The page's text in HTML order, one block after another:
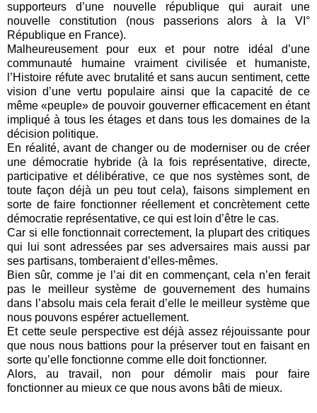
supporteurs d’une nouvelle république qui aurait une
nouvelle constitution (nous passerions alors à la VI°
République en France).
Malheureusement pour eux et pour notre idéal d’une
communauté humaine vraiment civilisée et humaniste,
l’Histoire réfute avec brutalité et sans aucun sentiment, cette
vision d’une vertu populaire ainsi que la capacité de ce
même «peuple» de pouvoir gouverner efficacement en étant
impliqué à tous les étages et dans tous les domaines de la
décision politique.
En réalité, avant de changer ou de moderniser ou de créer
une démocratie hybride (à la fois représentative, directe,
participative et délibérative, ce que nos systèmes sont, de
toute façon déjà un peu tout cela), faisons simplement en
sorte de faire fonctionner réellement et concrètement cette
démocratie représentative, ce qui est loin d’être le cas.
Car si elle fonctionnait correctement, la plupart des critiques
qui lui sont adressées par ses adversaires mais aussi par
ses partisans, tomberaient d’elles-mêmes.
Bien sûr, comme je l’ai dit en commençant, cela n’en ferait
pas le meilleur système de gouvernement des humains
dans l’absolu mais cela ferait d’elle le meilleur système que
nous pouvons espérer actuellement.
Et cette seule perspective est déjà assez réjouissante pour
que nous nous battions pour la préserver tout en faisant en
sorte qu’elle fonctionne comme elle doit fonctionner.
Alors, au travail, non pour démolir mais pour faire
fonctionner au mieux ce que nous avons bâti de mieux.